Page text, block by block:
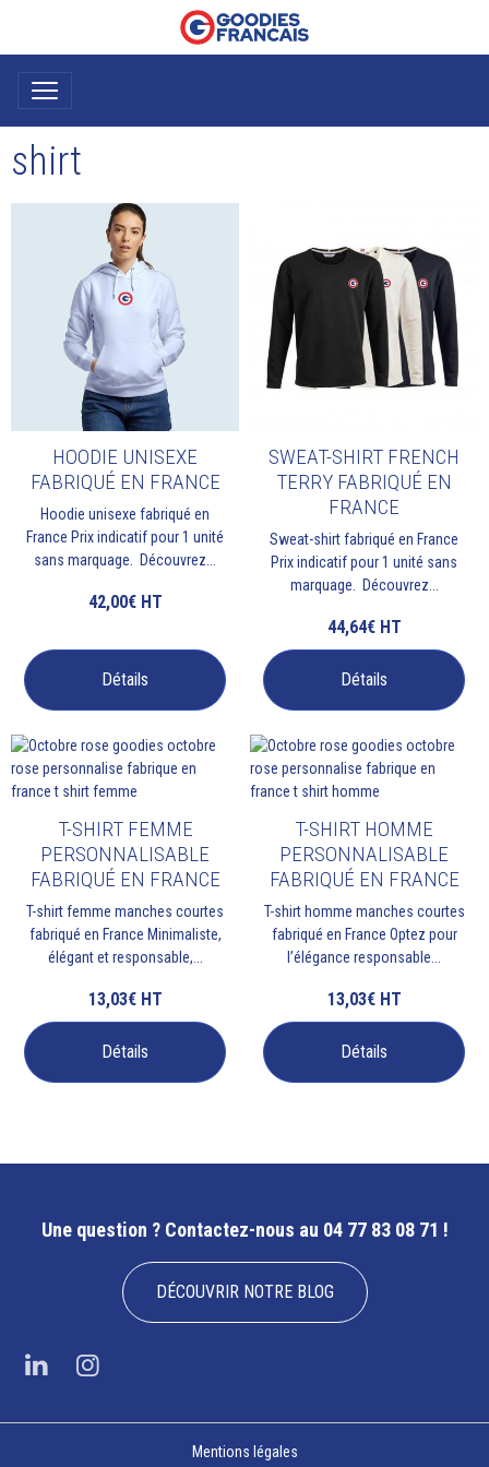
shirt
HOODIE UNISEXE
FABRIQUÉ EN FRANCE
Hoodie unisexe fabriqué en
France Prix indicatif pour 1 unité
sans marquage. Découvrez...
42,00€ HT
Détails
SWEAT-SHIRT FRENCH
TERRY FABRIQUÉ EN
FRANCE
Sweat-shirt fabriqué en France
Prix indicatif pour 1 unité sans
marquage. Découvrez...
44,64€ HT
Détails
T-SHIRT FEMME
PERSONNALISABLE
FABRIQUÉ EN FRANCE
T-shirt femme manches courtes
fabriqué en France Minimaliste,
élégant et responsable,...
13,03€ HT
Détails
T-SHIRT HOMME
PERSONNALISABLE
FABRIQUÉ EN FRANCE
T-shirt homme manches courtes
fabriqué en France Optez pour
l’élégance responsable...
13,03€ HT
Détails
Une question ? Contactez-nous au 04 77 83 08 71 !
DÉCOUVRIR NOTRE BLOG
Mentions légales